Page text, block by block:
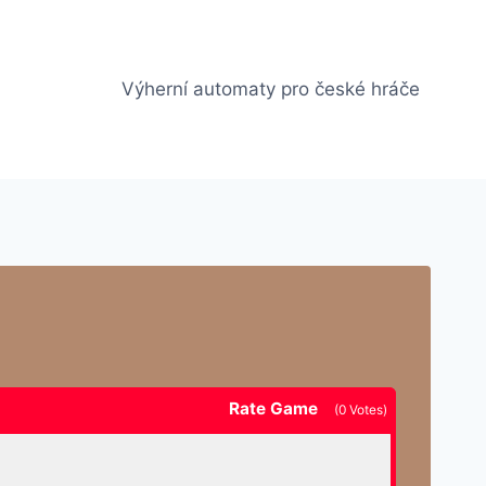
Výherní automaty pro české hráče
Rate Game (0 Votes)